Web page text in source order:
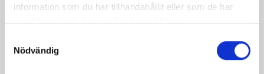
information som du har tillhandahållit eller som de har
samlat in när du har använt deras tjänster.
Nödvändig
Beskrivning Produktdetaljer
Tvåfärgade byxor i bomull med snörning fram.